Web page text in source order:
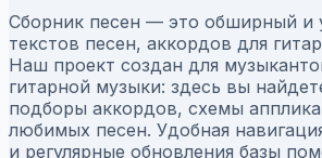
Сборник песен — это обширный и
текстов песен, аккордов для
Наш проект создан для
гитарной музыки: здесь вы
подборы аккордов, схемы
любимых песен. Удобная
и регулярные обновления базы